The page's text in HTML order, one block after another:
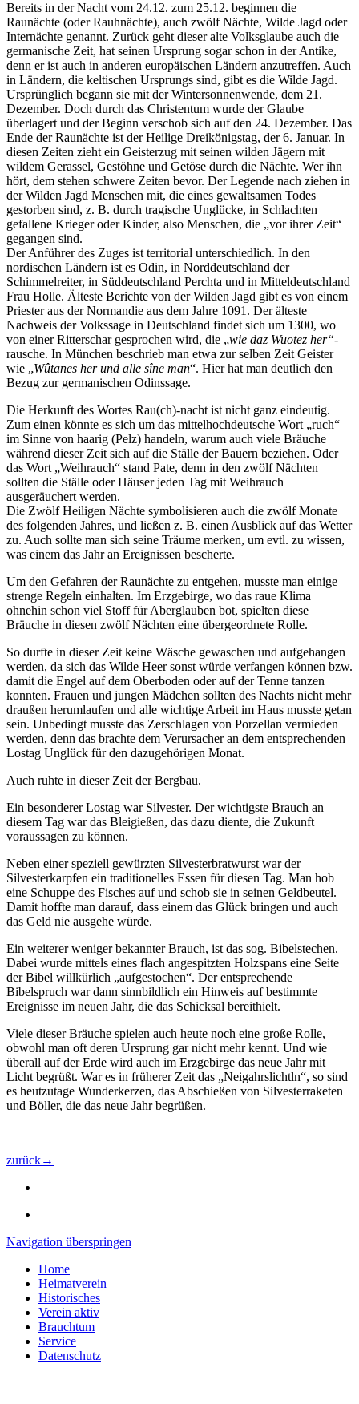
Bereits in der Nacht vom 24.12. zum 25.12. beginnen die
Raunächte (oder Rauhnächte), auch zwölf Nächte, Wilde Jagd oder
Internächte genannt. Zurück geht dieser alte Volksglaube auch die
germanische Zeit, hat seinen Ursprung sogar schon in der Antike,
denn er ist auch in anderen europäischen Ländern anzutreffen. Auch
in Ländern, die keltischen Ursprungs sind, gibt es die Wilde Jagd.
Ursprünglich begann sie mit der Wintersonnenwende, dem 21.
Dezember. Doch durch das Christentum wurde der Glaube
überlagert und der Beginn verschob sich auf den 24. Dezember. Das
Ende der Raunächte ist der Heilige Dreikönigstag, der 6. Januar. In
diesen Zeiten zieht ein Geisterzug mit seinen wilden Jägern mit
wildem Gerassel, Gestöhne und Getöse durch die Nächte. Wer ihn
hört, dem stehen schwere Zeiten bevor. Der Legende nach ziehen in
der Wilden Jagd Menschen mit, die eines gewaltsamen Todes
gestorben sind, z. B. durch tragische Unglücke, in Schlachten
gefallene Krieger oder Kinder, also Menschen, die „vor ihrer Zeit“
gegangen sind.
Der Anführer des Zuges ist territorial unterschiedlich. In den
nordischen Ländern ist es Odin, in Norddeutschland der
Schimmelreiter, in Süddeutschland Perchta und in Mitteldeutschland
Frau Holle. Älteste Berichte von der Wilden Jagd gibt es von einem
Priester aus der Normandie aus dem Jahre 1091. Der älteste
Nachweis der Volkssage in Deutschland findet sich um 1300, wo
von einer Ritterschar gesprochen wird, die „wie daz Wuotez her“-
rausche. In München beschrieb man etwa zur selben Zeit Geister
wie „Wûtanes her und alle sîne man“. Hier hat man deutlich den
Bezug zur germanischen Odinssage.
Die Herkunft des Wortes Rau(ch)-nacht ist nicht ganz eindeutig.
Zum einen könnte es sich um das mittelhochdeutsche Wort „ruch“
im Sinne von haarig (Pelz) handeln, warum auch viele Bräuche
während dieser Zeit sich auf die Ställe der Bauern beziehen. Oder
das Wort „Weihrauch“ stand Pate, denn in den zwölf Nächten
sollten die Ställe oder Häuser jeden Tag mit Weihrauch
ausgeräuchert werden.
Die Zwölf Heiligen Nächte symbolisieren auch die zwölf Monate
des folgenden Jahres, und ließen z. B. einen Ausblick auf das Wetter
zu. Auch sollte man sich seine Träume merken, um evtl. zu wissen,
was einem das Jahr an Ereignissen bescherte.
Um den Gefahren der Raunächte zu entgehen, musste man einige
strenge Regeln einhalten. Im Erzgebirge, wo das raue Klima
ohnehin schon viel Stoff für Aberglauben bot, spielten diese
Bräuche in diesen zwölf Nächten eine übergeordnete Rolle.
So durfte in dieser Zeit keine Wäsche gewaschen und aufgehangen
werden, da sich das Wilde Heer sonst würde verfangen können bzw.
damit die Engel auf dem Oberboden oder auf der Tenne tanzen
konnten. Frauen und jungen Mädchen sollten des Nachts nicht mehr
draußen herumlaufen und alle wichtige Arbeit im Haus musste getan
sein. Unbedingt musste das Zerschlagen von Porzellan vermieden
werden, denn das brachte dem Verursacher an dem entsprechenden
Lostag Unglück für den dazugehörigen Monat.
Auch ruhte in dieser Zeit der Bergbau.
Ein besonderer Lostag war Silvester. Der wichtigste Brauch an
diesem Tag war das Bleigießen, das dazu diente, die Zukunft
voraussagen zu können.
Neben einer speziell gewürzten Silvesterbratwurst war der
Silvesterkarpfen ein traditionelles Essen für diesen Tag. Man hob
eine Schuppe des Fisches auf und schob sie in seinen Geldbeutel.
Damit hoffte man darauf, dass einem das Glück bringen und auch
das Geld nie ausgehe würde.
Ein weiterer weniger bekannter Brauch, ist das sog. Bibelstechen.
Dabei wurde mittels eines flach angespitzten Holzspans eine Seite
der Bibel willkürlich „aufgestochen“. Der entsprechende
Bibelspruch war dann sinnbildlich ein Hinweis auf bestimmte
Ereignisse im neuen Jahr, die das Schicksal bereithielt.
Viele dieser Bräuche spielen auch heute noch eine große Rolle,
obwohl man oft deren Ursprung gar nicht mehr kennt. Und wie
überall auf der Erde wird auch im Erzgebirge das neue Jahr mit
Licht begrüßt. War es in früherer Zeit das „Neigahrslichtln“, so sind
es heutzutage Wunderkerzen, das Abschießen von Silvesterraketen
und Böller, die das neue Jahr begrüßen.
zurück→
Navigation überspringen
Home
Heimatverein
Historisches
Verein aktiv
Brauchtum
Service
Datenschutz